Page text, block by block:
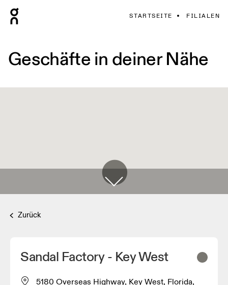
STARTSEITE FILIALEN
Geschäfte in deiner Nähe
Zurück
Sandal Factory - Key West
5180 Overseas Highway, Key West, Florida,